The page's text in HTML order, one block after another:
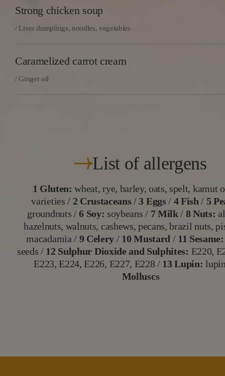
Strong chicken soup
/ Liver dumplings, noodles, vegetables
Caramelized carrot cream
/ Ginger oil
List of allergens
1 Gluten: wheat, rye, barley, oats, spelt, kamut
varieties / 2 Crustaceans / 3 Eggs / 4 Fish / 5
groundnuts /6 Soy: soybeans / 7 Milk/ 8 Nuts:
hazelnuts, walnuts, cashews, pecans, brazil nuts,
macadamia / 9 Celery / 10 Mustard / 11 Sesame:
seeds / 12 Sulphur Dioxide and Sulphites: E220,
E223, E224, E226, E227, E228 / 13 Lupin:
Molluscs